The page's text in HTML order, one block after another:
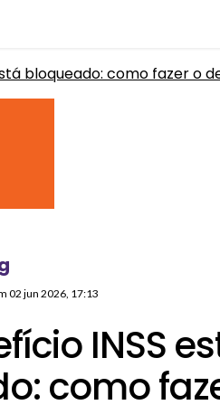
bloqueado: como fazer o
02 jun 2026, 17:13
INSS
como